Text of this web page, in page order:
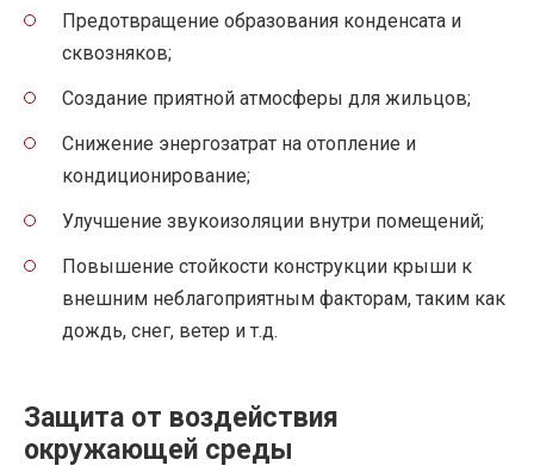
Предотвращение образования конденсата и
сквозняков;
Создание приятной атмосферы для жильцов;
Снижение энергозатрат на отопление и
кондиционирование;
Улучшение звукоизоляции внутри помещений;
Повышение стойкости конструкции крыши к
внешним неблагоприятным факторам, таким как
дождь, снег, ветер и т.д.
Защита от воздействия
окружающей среды